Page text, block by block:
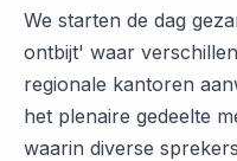
We starten de dag
ontbijt' waar
regionale kantoren
het plenaire gedeelte
waarin diverse